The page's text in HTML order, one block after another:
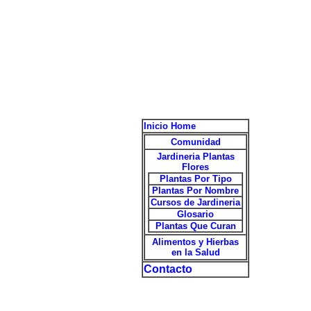
Inicio Home
Comunidad
Jardineria Plantas
Flores
Plantas Por Tipo
Plantas Por Nombre
Cursos de Jardineria
Glosario
Plantas Que Curan
Alimentos y Hierbas
en la Salud
Contacto